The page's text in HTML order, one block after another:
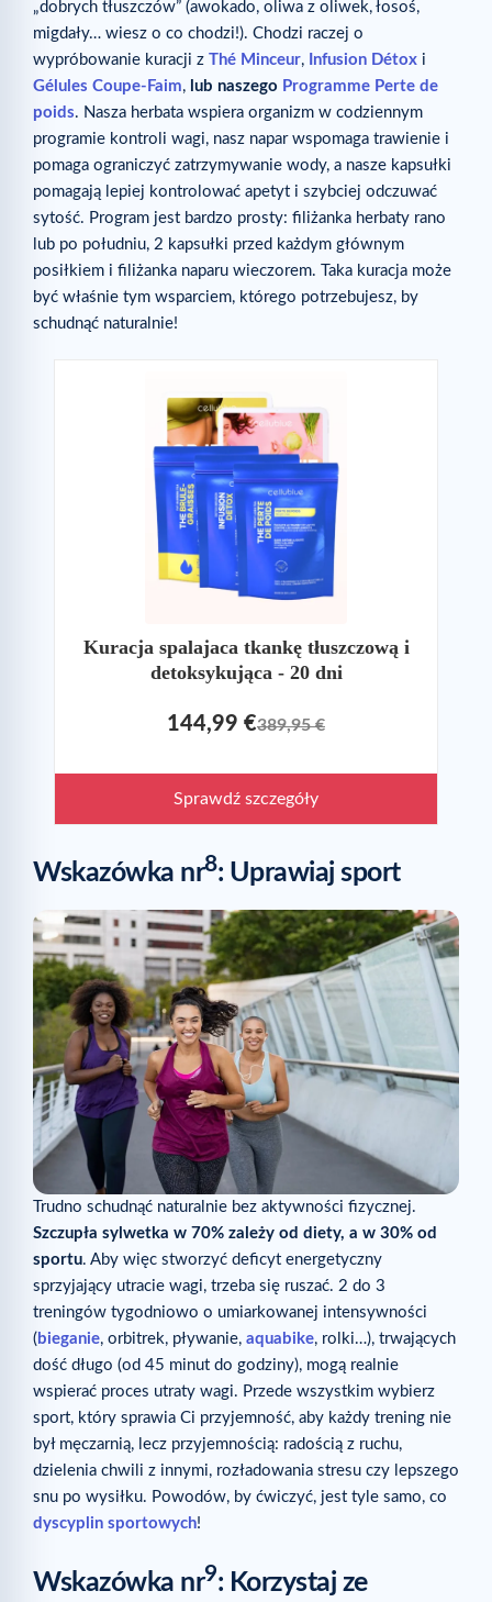
„dobrych tłuszczów” (awokado, oliwa z oliwek, łosoś,
migdały… wiesz o co chodzi!). Chodzi raczej o
wypróbowanie kuracji z Thé Minceur, Infusion Détox i
Gélules Coupe-Faim, lub naszego Programme Perte de
poids. Nasza herbata wspiera organizm w codziennym
programie kontroli wagi, nasz napar wspomaga trawienie i
pomaga ograniczyć zatrzymywanie wody, a nasze kapsułki
pomagają lepiej kontrolować apetyt i szybciej odczuwać
sytość. Program jest bardzo prosty: filiżanka herbaty rano
lub po południu, 2 kapsułki przed każdym głównym
posiłkiem i filiżanka naparu wieczorem. Taka kuracja może
być właśnie tym wsparciem, którego potrzebujesz, by
schudnąć naturalnie!
Kuracja spalajaca tkankę tłuszczową i
detoksykująca - 20 dni
144,99 €389,95 €
Sprawdź szczegóły
Wskazówka nr8: Uprawiaj sport
Trudno schudnąć naturalnie bez aktywności fizycznej.
Szczupła sylwetka w 70% zależy od diety, a w 30% od
sportu. Aby więc stworzyć deficyt energetyczny
sprzyjający utracie wagi, trzeba się ruszać. 2 do 3
treningów tygodniowo o umiarkowanej intensywności
( bieganie, orbitrek, pływanie, aquabike, rolki…), trwających
dość długo (od 45 minut do godziny), mogą realnie
wspierać proces utraty wagi. Przede wszystkim wybierz
sport, który sprawia Ci przyjemność, aby każdy trening nie
był męczarnią, lecz przyjemnością: radością z ruchu,
dzielenia chwili z innymi, rozładowania stresu czy lepszego
snu po wysiłku. Powodów, by ćwiczyć, jest tyle samo, co
dyscyplin sportowych!
Wskazówka nr9: Korzystaj ze